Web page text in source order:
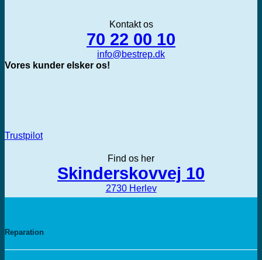
Kontakt os
70 22 00 10
info@bestrep.dk
Vores kunder elsker os!
Trustpilot
Find os her
Skinderskovvej 10
2730 Herlev
Reparation